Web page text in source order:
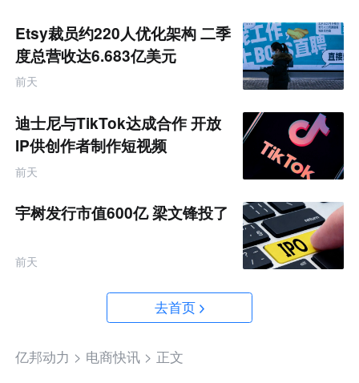
Etsy裁员约220人优化架构 二季
度总营收达6.683亿美元
前天
迪士尼与TikTok达成合作 开放
IP供创作者制作短视频
前天
宇树发行市值600亿 梁文锋投了
前天
去首页
亿邦动力 > 电商快讯 > 正文